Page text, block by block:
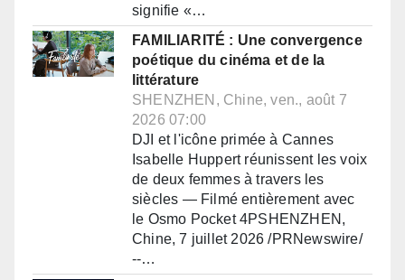
signifie «…
FAMILIARITÉ : Une convergence
poétique du cinéma et de la
littérature
SHENZHEN, Chine, ven., août 7
2026 07:00
DJI et l'icône primée à Cannes
Isabelle Huppert réunissent les voix
de deux femmes à travers les
siècles — Filmé entièrement avec
le Osmo Pocket 4PSHENZHEN,
Chine, 7 juillet 2026 /PRNewswire/
--…